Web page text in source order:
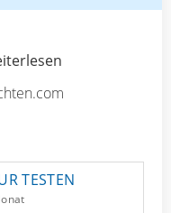
TESTEN